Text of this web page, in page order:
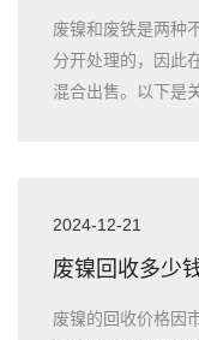
废镍和废铁是两种
分开处理的，因此
混合出售。以下是
2024-12-21
废镍回收多少
废镍的回收价格因